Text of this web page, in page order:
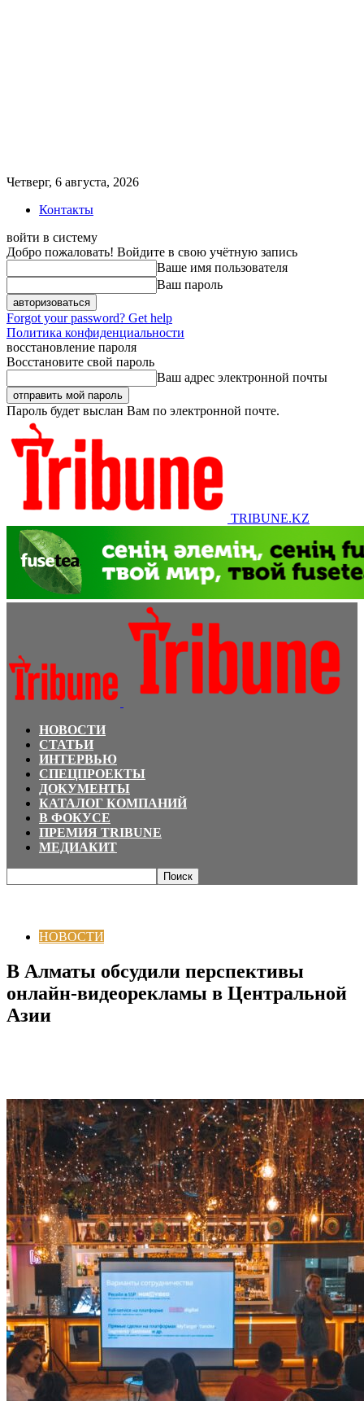
Четверг, 6 августа, 2026
Контакты
войти в систему
Добро пожаловать! Войдите в свою учётную запись
Ваше имя пользователя
Ваш пароль
Forgot your password? Get help
Политика конфиденциальности
восстановление пароля
Восстановите свой пароль
Ваш адрес электронной почты
Пароль будет выслан Вам по электронной почте.
TRIBUNE.KZ
НОВОСТИ
СТАТЬИ
ИНТЕРВЬЮ
СПЕЦПРОЕКТЫ
ДОКУМЕНТЫ
КАТАЛОГ КОМПАНИЙ
В ФОКУСЕ
ПРЕМИЯ TRIBUNE
МЕДИАКИТ
НОВОСТИ
В Алматы обсудили перспективы
онлайн-видеорекламы в Центральной
Азии